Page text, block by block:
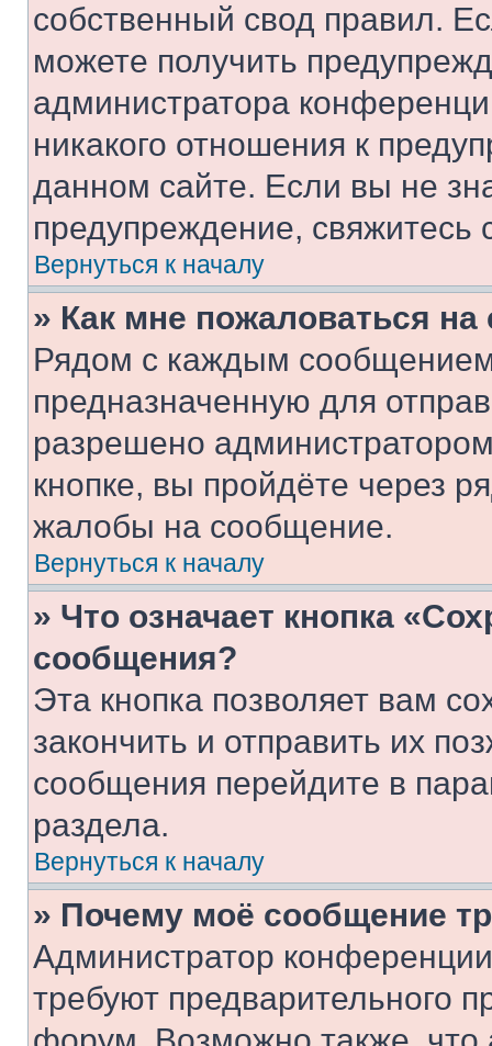
собственный свод правил.
можете получить
администратора
никакого отношения к
данном сайте. Если вы не
предупреждение,
Вернуться к началу
» Как мне пожаловаться
Рядом с каждым сообщением
предназначенную для
разрешено
кнопке, вы пройдёте через
жалобы на сообщение.
Вернуться к началу
» Что означает кнопка
сообщения?
Эта кнопка позволяет вам
закончить и отправить их
сообщения перейдите в
раздела.
Вернуться к началу
» Почему моё сообщение
Администратор
требуют предварительного